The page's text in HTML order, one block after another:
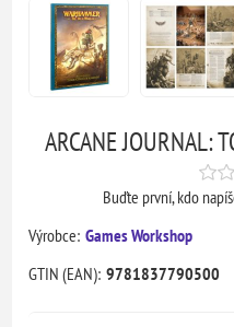
ARCANE JOURNAL:
Buďte první, kdo
Výrobce: Games Workshop
GTIN (EAN): 9781837790500